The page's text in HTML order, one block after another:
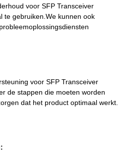
voor SFP Transceiver
te gebruiken.We kunnen ook
voor SFP Transceiver
de stappen die moeten worden
dat het product optimaal werkt.